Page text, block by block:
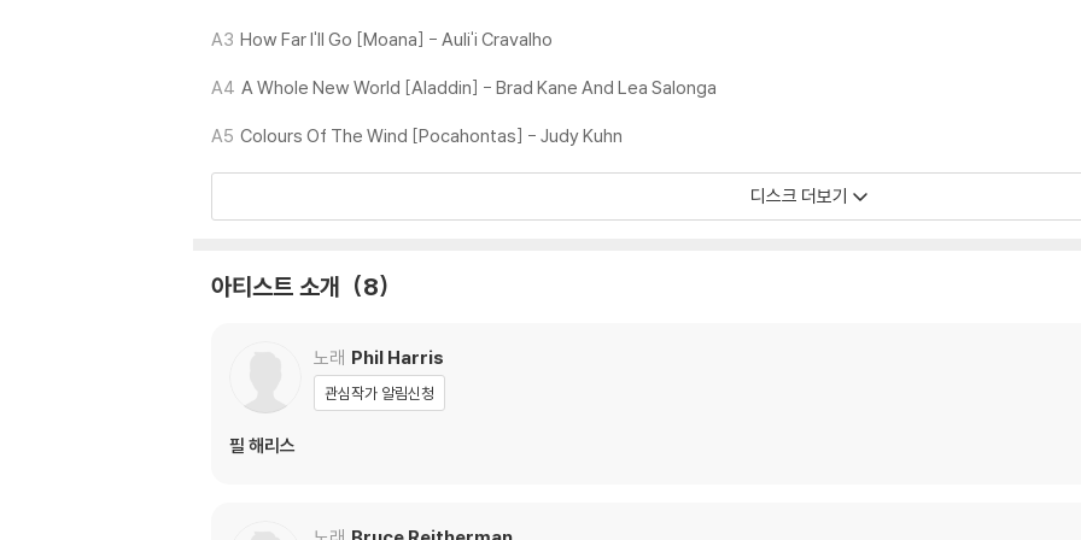
1) 컬러 디스크는 웹 이미지와 실제 색상이 차이가 날 수 있습니다.
3) 컬러 디스크는 제작 과정에서 다른 색상 염료가 섞여 얼룩과 번짐, 반점 등이 발생할 수 있습니다.
※ 반품/교환 안내
1) 불량으로 인한 반품/교환 요청 시에는 불량 확인을 위해 개봉 시의 동영상을 요청할 수 있으며, 동영상이 없는 경우 반품/교
관련 사진과 동영상 및 재생 기기 모델명을 첨부하여 첨부하여 고객센터에 문의 바랍니다.
A3 How Far I'll Go [Moana] - Auli'i Cravalho
A4 A Whole New World [Aladdin] - Brad Kane And Lea Salonga
A5 Colours Of The Wind [Pocahontas] - Judy Kuhn
디스크 더보기
아티스트 소개 8
노래 Phil Harris
관심작가 알림신청
필 해리스